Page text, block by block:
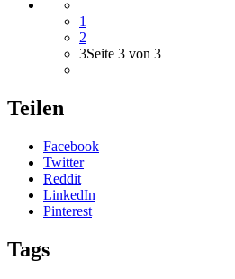
1
2
3Seite 3 von 3
Teilen
Facebook
Twitter
Reddit
LinkedIn
Pinterest
Tags